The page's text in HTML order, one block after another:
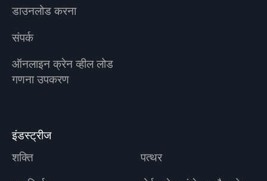
डाउनलोड करना
संपर्क
ऑनलाइन क्रेन व्हील लोड
गणना उपकरण
इंडस्ट्रीज
शक्ति
पत्थर